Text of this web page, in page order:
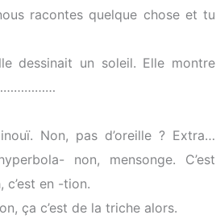
racontes quelque chose et tu
dessinait un soleil. Elle montre
Non, pas d’oreille ? Extra…
non, mensonge. C’est
en -tion.
ça c’est de la triche alors.